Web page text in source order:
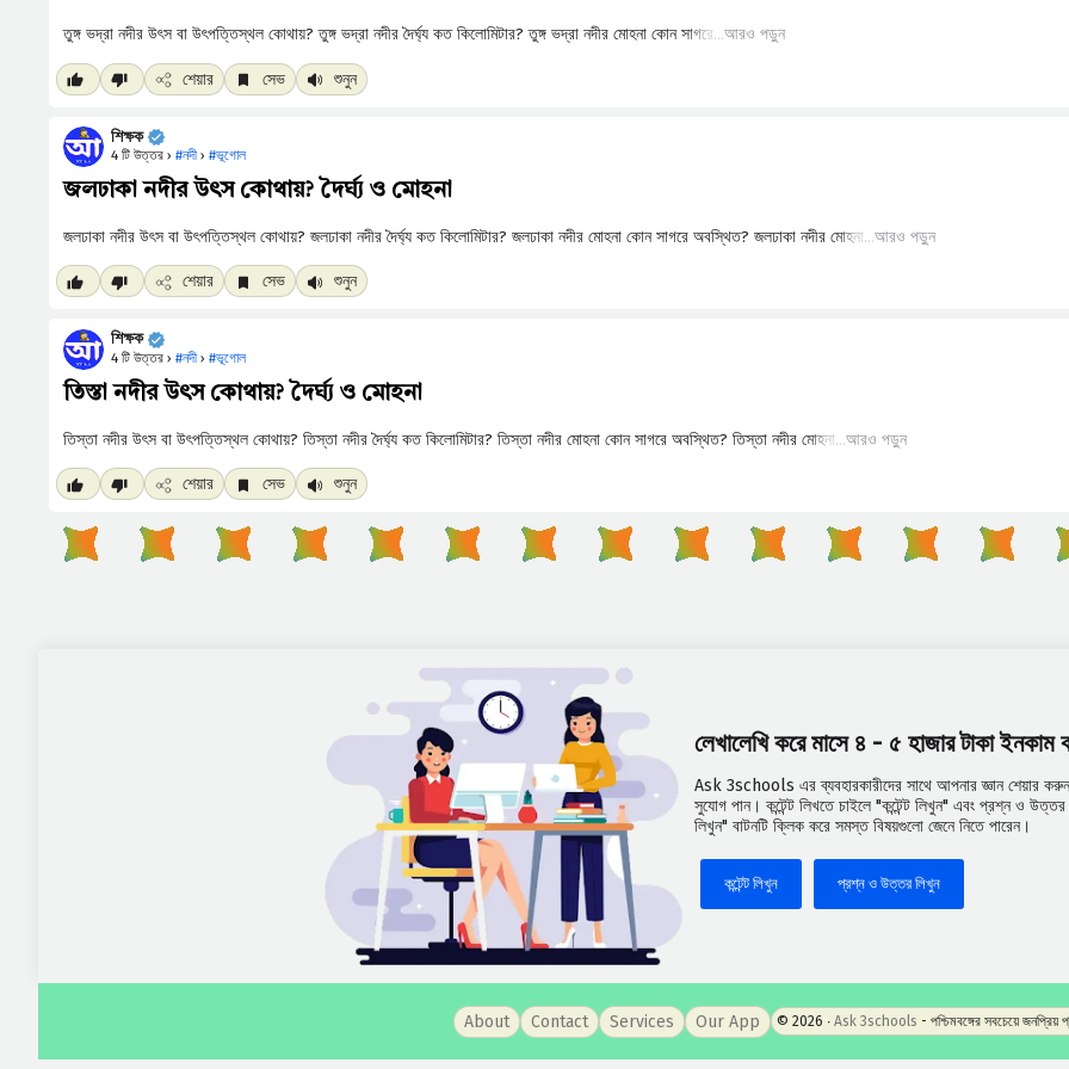
আরও পড়ুন
শেয়ার সেভ শুনুন
শিক্ষক
4 টি উত্তর › #নদী› #ভূগোল
জলঢাকা নদীর উৎস কোথায়? দৈর্ঘ্য ও মোহনা
আরও পড়ুন
শেয়ার সেভ শুনুন
শিক্ষক
4 টি উত্তর › #নদী› #ভূগোল
তিস্তা নদীর উৎস কোথায়? দৈর্ঘ্য ও মোহনা
আরও পড়ুন
শেয়ার সেভ শুনুন
লেখালেখি করে মাসে ৪ - ৫ হাজার টাকা
Ask 3schools এর ব্যবহারকারীদের সাথে আপনার জ্ঞান শেয়ার
সুযোগ পান। কন্টেন্ট লিখতে চাইলে "কন্টেন্ট লিখুন" এবং প্রশ্ন ও
লিখুন" বাটনটি ক্লিক করে সমস্ত বিষয়গুলো জেনে নিতে পারেন।
কন্টেন্ট লিখুন প্রশ্ন ও উত্তর লিখুন
About Contact Services Our App © 2026 ‧ Ask 3schools - পশ্চিমবঙ্গের সবচেয়ে